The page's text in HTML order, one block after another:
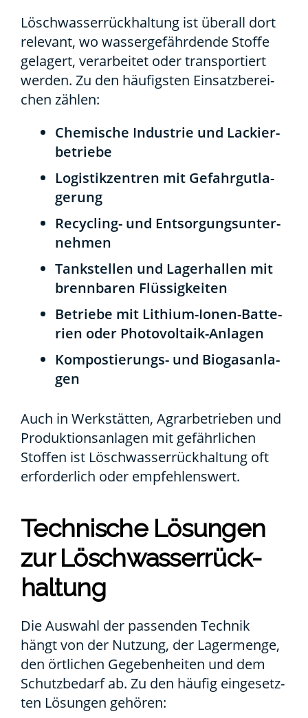
Lösch­was­ser­rück­hal­tung ist über­all dort
rele­vant, wo was­ser­ge­fähr­den­de Stof­fe
gela­gert, ver­ar­bei­tet oder trans­por­tiert
wer­den. Zu den häu­figs­ten Ein­satz­be­rei­
chen zäh­len:
Che­mi­sche Indus­trie und Lackier­
be­trie­be
Logis­tik­zen­tren mit Gefahr­gut­la­
ge­rung
Recy­cling- und Ent­sor­gungs­un­ter­
neh­men
Tank­stel­len und Lager­hal­len mit
brenn­ba­ren Flüs­sig­kei­ten
Betrie­be mit Lithi­um-Ionen-Bat­te­
rien oder Pho­to­vol­ta­ik-Anla­gen
Kom­pos­tie­rungs- und Bio­gas­an­la­
gen
Auch in Werk­stät­ten, Agrar­be­trie­ben und
Pro­duk­ti­ons­an­la­gen mit gefähr­li­chen
Stof­fen ist Lösch­was­ser­rück­hal­tung oft
erfor­der­lich oder emp­feh­lens­wert.
Tech­ni­sche Lösun­gen
zur Lösch­was­ser­rück­
hal­tung
Die Aus­wahl der pas­sen­den Tech­nik
hängt von der Nut­zung, der Lager­men­ge,
den ört­li­chen Gege­ben­hei­ten und dem
Schutz­be­darf ab. Zu den häu­fig ein­ge­setz­
ten Lösun­gen gehö­ren: